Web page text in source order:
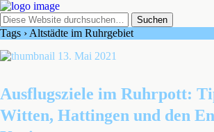
Tags › Altstädte im Ruhrgebiet
13. Mai 2021
Ausflugsziele im Ruhrpott:
Witten, Hattingen und den